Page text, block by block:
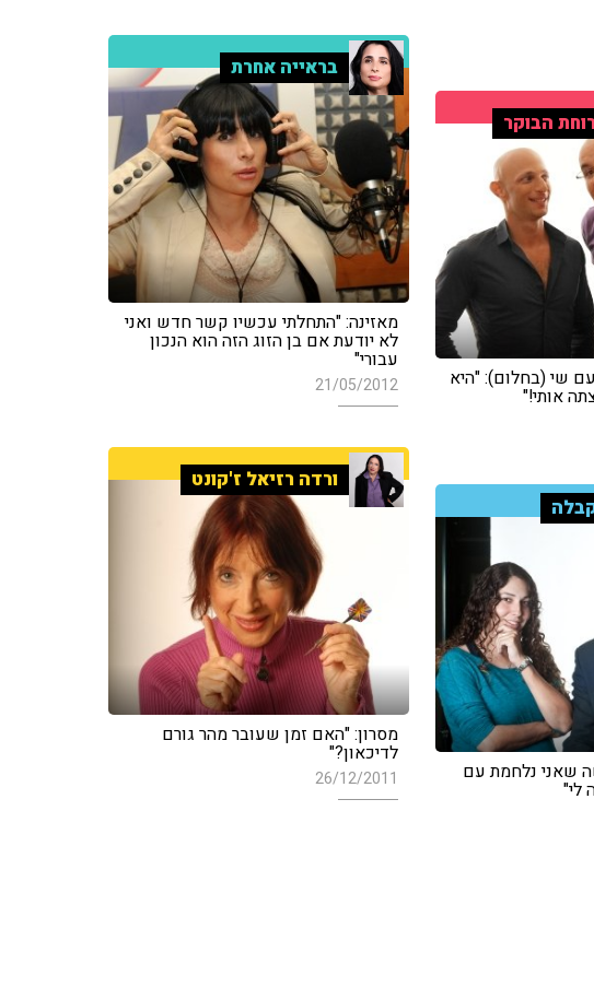
בראייה אחרת
מאזינה: "התחלתי עכשיו קשר חדש ואני
לא יודעת אם בן הזוג הזה הוא הנכון
עבורי"
21/05/2012
הבוקר
שי (בחלום): "היא
אותי!"
ורדה רזיאל ז'קונט
מסרון: "האם זמן שעובר מהר גורם
לדיכאון?"
26/12/2011 שאני נלחמת עם
לי"